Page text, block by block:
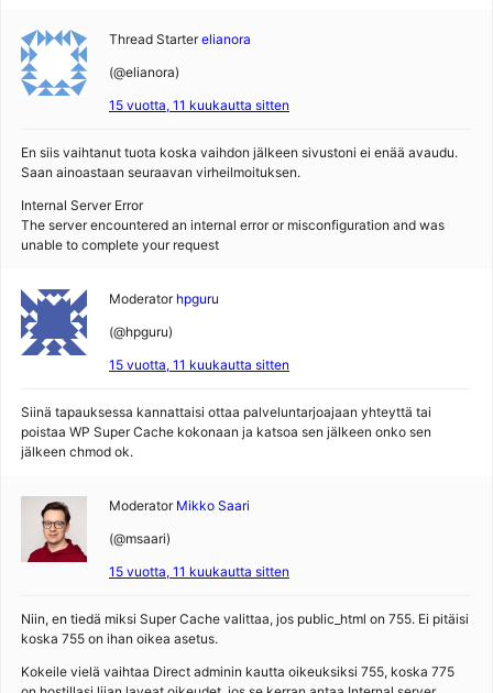
Thread Starter elianora
(@elianora)
15 vuotta, 11 kuukautta sitten
En siis vaihtanut tuota koska vaihdon jälkeen sivustoni ei enää avaudu.
Saan ainoastaan seuraavan virheilmoituksen.
Internal Server Error
The server encountered an internal error or misconfiguration and was
unable to complete your request
Moderator hpguru
(@hpguru)
15 vuotta, 11 kuukautta sitten
Siinä tapauksessa kannattaisi ottaa palveluntarjoajaan yhteyttä tai
poistaa WP Super Cache kokonaan ja katsoa sen jälkeen onko sen
jälkeen chmod ok.
Moderator Mikko Saari
(@msaari)
15 vuotta, 11 kuukautta sitten
Niin, en tiedä miksi Super Cache valittaa, jos public_html on 755. Ei pitäisi
koska 755 on ihan oikea asetus.
Kokeile vielä vaihtaa Direct adminin kautta oikeuksiksi 755, koska 775